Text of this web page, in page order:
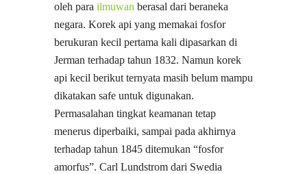
oleh para ilmuwan berasal dari beraneka
negara. Korek api yang memakai fosfor
berukuran kecil pertama kali dipasarkan di
Jerman terhadap tahun 1832. Namun korek
api kecil berikut ternyata masih belum mampu
dikatakan safe untuk digunakan.
Permasalahan tingkat keamanan tetap
menerus diperbaiki, sampai pada akhirnya
terhadap tahun 1845 ditemukan “fosfor
amorfus”. Carl Lundstrom dari Swedia